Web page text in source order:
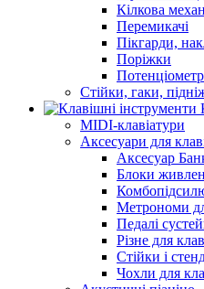
Кілкова
Перемикачі
Пікгарди,
Поріжки
Стійки, гаки,
MIDI-клавіатури
Аксесуари для
Аксесуар
Блоки
Метрономи
Педалі
Різне для
Стійки і
Чохли для